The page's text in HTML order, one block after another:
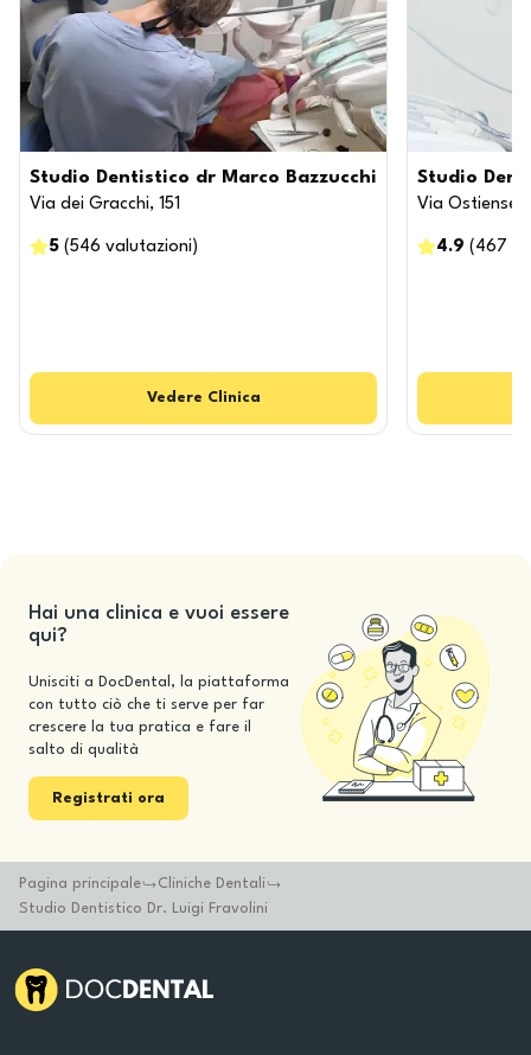
Studio Dentistico dr Marco Bazzucchi
Via dei Gracchi, 151
5 (546 valutazioni )
Vedere Clinica
Studio
Via Ostiense,
4.9 ( 467
Hai una clinica e vuoi essere
qui?
Unisciti a DocDental, la piattaforma
con tutto ciò che ti serve per far
crescere la tua pratica e fare il
salto di qualità
Registrati ora
Pagina principale
Cliniche Dentali
Studio Dentistico Dr. Luigi Fravolini